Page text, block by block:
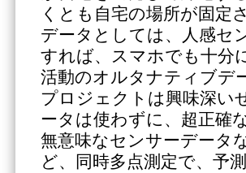
くとも自宅の場所が固定
データとしては、人感セ
すれば、スマホでも十分
活動のオルタナティブデ
プロジェクトは興味深い
ータは使わずに、超正確
無意味なセンサーデータ
ど、同時多点測定で、予